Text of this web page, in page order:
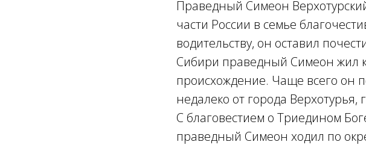
Праведный Симеон
части России в семье
водительству, он оставил
Сибири праведный Симеон жил
происхождение. Чаще всего он
недалеко от города
С благовестием о Триедином
праведный Симеон ходил по